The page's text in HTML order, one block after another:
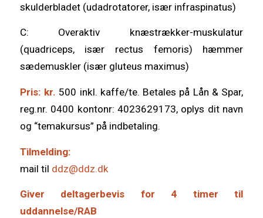
skulderbladet (udadrotatorer, især infraspinatus)
C: Overaktiv knæstrækker-muskulatur
(quadriceps, især rectus femoris) hæmmer
sædemuskler (især gluteus maximus)
Pris: kr. 500 inkl. kaffe/te. Betales på Lån & Spar,
reg.nr. 0400 kontonr: 4023629173, oplys dit navn
og “temakursus” på indbetaling.
Tilmelding:
mail til ddz@ddz.dk
Giver deltagerbevis for 4 timer til
uddannelse/RAB